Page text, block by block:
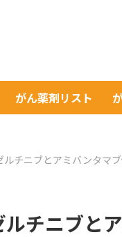
がん薬剤リスト
チニブとアミバンタマ
チニブと